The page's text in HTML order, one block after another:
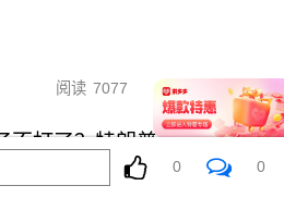
阅读 7077 08-04
不打了？特朗普这脚刹车，
世界都晃吐了
0 0